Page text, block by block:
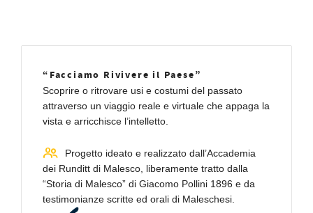
“Facciamo Rivivere il Paese”
Scoprire o ritrovare usi e costumi del passato
attraverso un viaggio reale e virtuale che appaga la
vista e arricchisce l’intelletto.
Progetto ideato e realizzato dall’Accademia
dei Runditt di Malesco, liberamente tratto dalla
“Storia di Malesco” di Giacomo Pollini 1896 e da
testimonianze scritte ed orali di Maleschesi.